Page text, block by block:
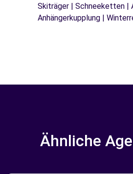
Skiträger | Schneeketten |
Anhängerkupplung |
Ähnliche